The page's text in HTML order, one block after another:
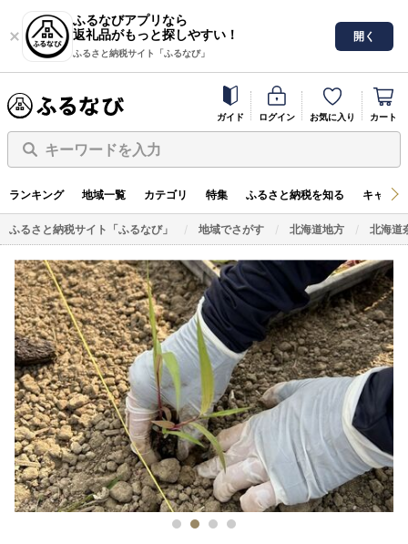
ふるなびアプリなら
返礼品がもっと探しやすい！
ふるさと納税サイト「ふるなび」
開く
ガイド ログイン お気に入り カート
キーワードを入力
ランキング 地域一覧 カテゴリ 特集 ふるさと納税を知る キャン
ふるさと納税サイト「ふるなび」 地域でさがす 北海道地方 北海道